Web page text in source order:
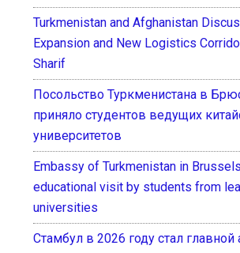
Turkmenistan and Afghanistan
Expansion and New Logistics
Sharif
Посольство Туркменистана в
приняло студентов ведущих
университетов
Embassy of Turkmenistan in
educational visit by students from
universities
Стамбул в 2026 году стал главной